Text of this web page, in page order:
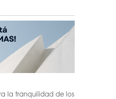
la tranquilidad de los